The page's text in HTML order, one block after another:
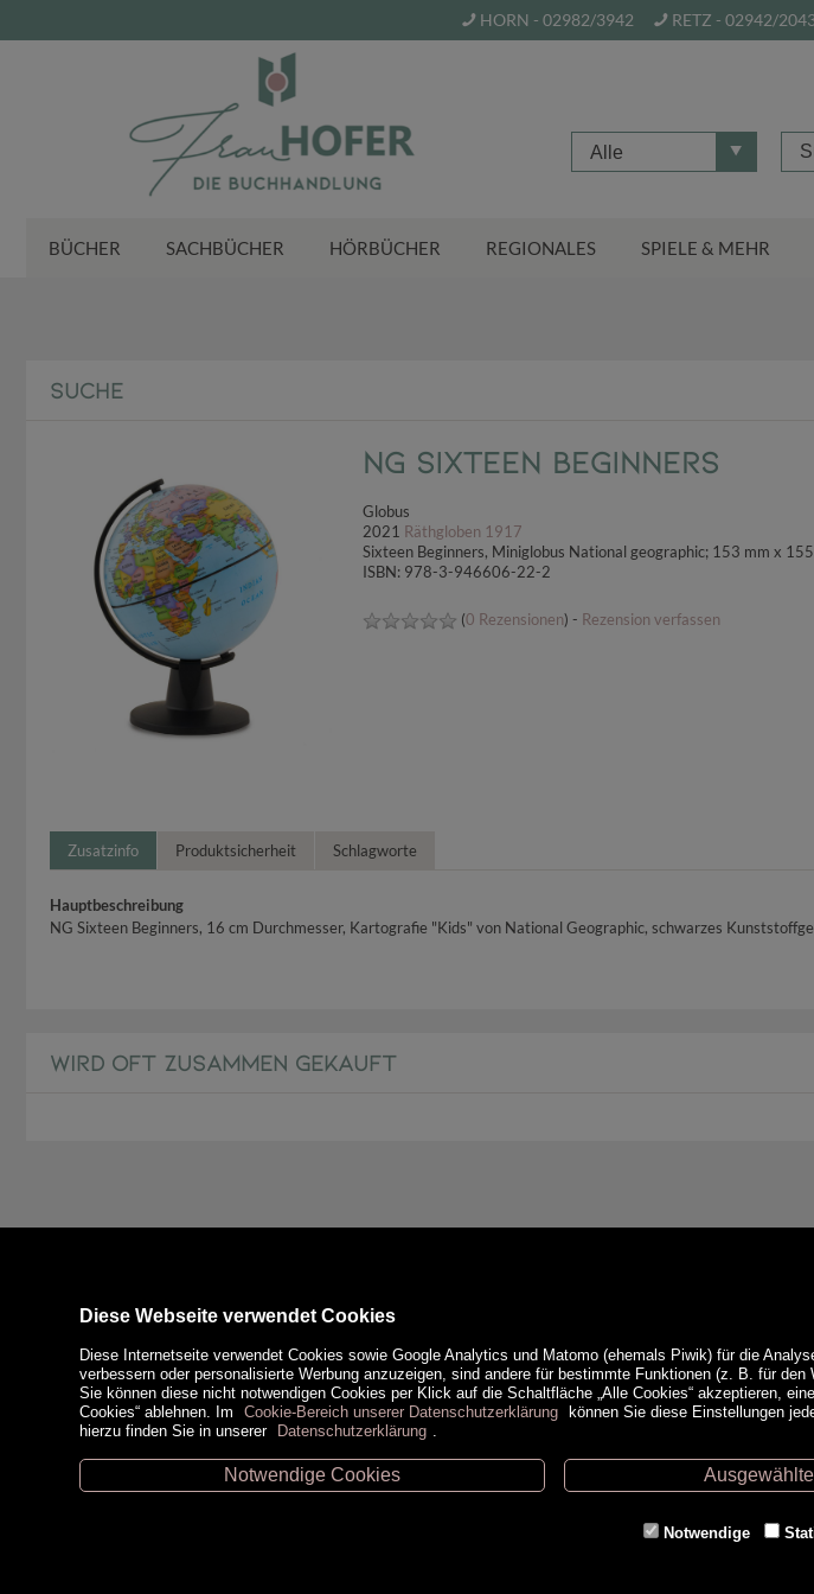
HORN - 02982/3942 RETZ - 02942/
Alle
BÜCHER SACHBÜCHER HÖRBÜCHER REGIONALES SPIELE & MEHR
SUCHE
NG Sixteen Beginners
Globus
2021 Räthgloben 1917
Sixteen Beginners, Miniglobus National geographic; 153 mm x
ISBN: 978-3-946606-22-2
(0 Rezensionen) - Rezension verfassen
Zusatzinfo Produktsicherheit Schlagworte
Hauptbeschreibung
NG Sixteen Beginners, 16 cm Durchmesser, Kartografie "Kids" von National Geographic, schwarzes
WIRD OFT ZUSAMMEN GEKAUFT
Unsere Öffnungszeiten Zahlungsmethoden
Diese Webseite verwendet Cookies
Diese Internetseite verwendet Cookies sowie Google Analytics und Matomo (ehemals Piwik) für die
verbessern oder personalisierte Werbung anzuzeigen, sind andere für bestimmte Funktionen (z. B. für
Sie können diese nicht notwendigen Cookies per Klick auf die Schaltfläche „Alle Cookies“ akzeptieren,
Cookies“ ablehnen. Im
Cookie-Bereich unserer Datenschutzerklärung
können Sie diese Einstellungen
hierzu finden Sie in unserer
Datenschutzerklärung
Notwendige Cookies
Notwendige